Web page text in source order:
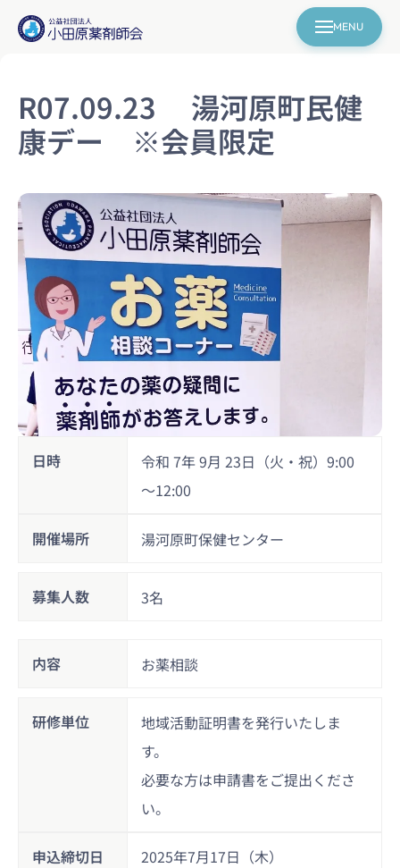
MENU
R07.09.23 湯河原町民健
康デー ※会員限定
日時
令和 7年 9月 23日（火・祝）9:00
～12:00
開催場所 湯河原町保健センター
募集人数 3名
内容 お薬相談
研修単位
地域活動証明書を発行いたしま
す。
必要な方は申請書をご提出くださ
い。
申込締切日 2025年7月17日（木）